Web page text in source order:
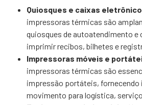
Quiosques e caixas
impressoras térmicas são
quiosques de autoatendimento e
imprimir recibos, bilhetes e
Impressoras móveis e
impressoras térmicas são
impressão portáteis, fornecendo
movimento para logística,